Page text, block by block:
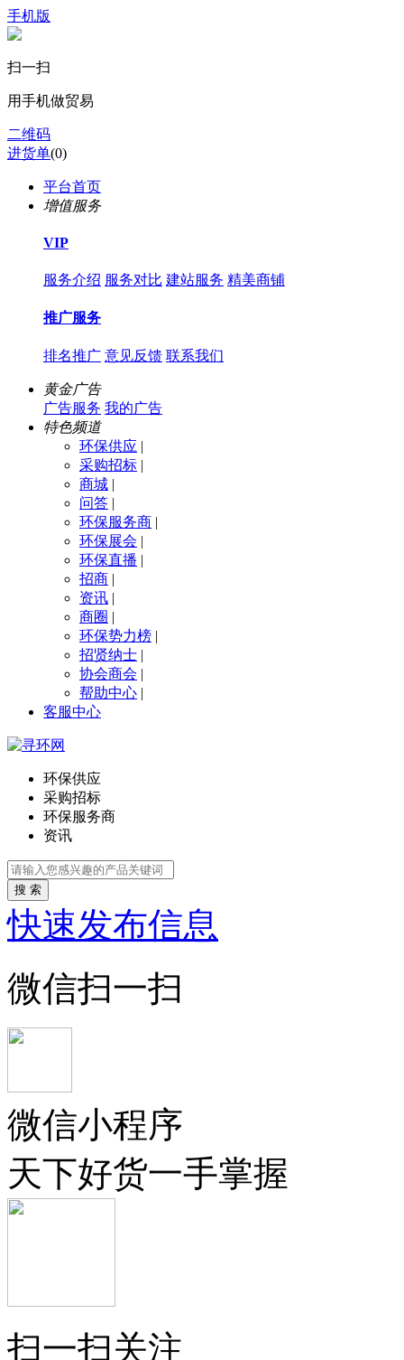
手机版
扫一扫
用手机做贸易
二维码
进货单(0)
平台首页
增值服务
VIP
服务介绍 服务对比 建站服务 精美商铺
推广服务
排名推广 意见反馈 联系我们
黄金广告
广告服务 我的广告
特色频道
环保供应 |
采购招标 |
商城 |
问答 |
环保服务商 |
环保展会 |
环保直播 |
招商 |
资讯 |
商圈 |
环保势力榜 |
招贤纳士 |
协会商会 |
帮助中心 |
客服中心
环保供应
采购招标
环保服务商
资讯
搜 索
快速发布信息
微信扫一扫
微信小程序
天下好货一手掌握
扫一扫关注